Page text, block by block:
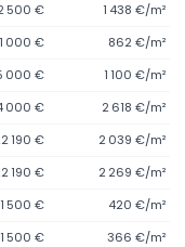
500 €
1 438 €/m²
000 €
862 €/m²
000 €
1 100 €/m²
000 €
2 618 €/m²
190 €
2 039 €/m²
190 €
2 269 €/m²
500 €
420 €/m²
500 €
366 €/m²